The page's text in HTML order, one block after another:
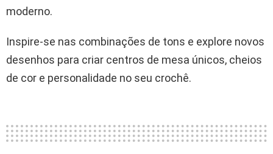
moderno.
Inspire-se nas combinações de tons e explore novos
desenhos para criar centros de mesa únicos, cheios
de cor e personalidade no seu crochê.